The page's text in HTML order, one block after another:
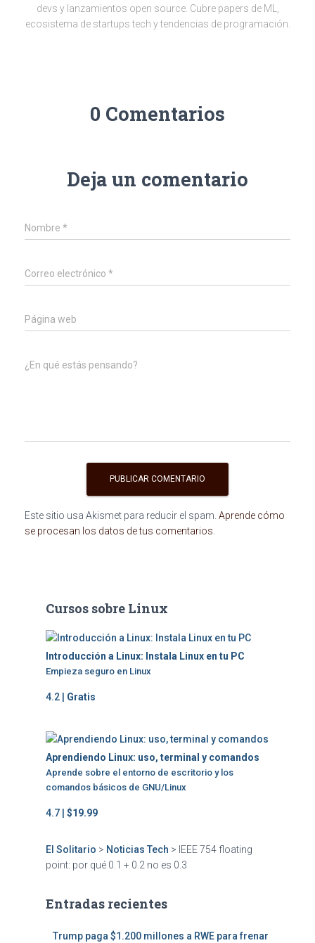
devs y lanzamientos open source. Cubre papers de ML,
ecosistema de startups tech y tendencias de programación.
0 Comentarios
Deja un comentario
Nombre *
Correo electrónico *
Página web
¿En qué estás pensando?
Este sitio usa Akismet para reducir el spam. Aprende cómo
se procesan los datos de tus comentarios
Cursos sobre Linux
Introducción a Linux: Instala Linux en tu PC
Empieza seguro en Linux
4.2 | Gratis
Aprendiendo Linux: uso, terminal y comandos
Aprende sobre el entorno de escritorio y los
comandos básicos de GNU/Linux
4.7 | $19.99
El Solitario > Noticias Tech > IEEE 754 floating
point: por qué 0.1 + 0.2 no es 0.3
Entradas recientes
Trump paga $1.200 millones a RWE para frenar